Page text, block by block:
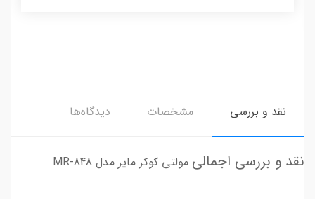
نقد و بررسی مشخصات دیدگاه‌ها
نقد و بررسی اجمالی مولتی کوکر مایر مدل MR-848